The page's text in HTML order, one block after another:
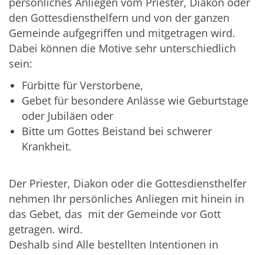
den Gottesdiensthelfern und von der ganzen
Gemeinde aufgegriffen und mitgetragen wird.
Dabei können die Motive sehr unterschiedlich
sein:
Fürbitte für Verstorbene,
Gebet für besondere Anlässe wie Geburtstage
oder Jubiläen oder
Bitte um Gottes Beistand bei schwerer
Krankheit.
Der Priester, Diakon oder die Gottesdiensthelfer
nehmen Ihr persönliches Anliegen mit hinein in
das Gebet, das mit der Gemeinde vor Gott
getragen. wird.
Deshalb sind Alle bestellten Intentionen in